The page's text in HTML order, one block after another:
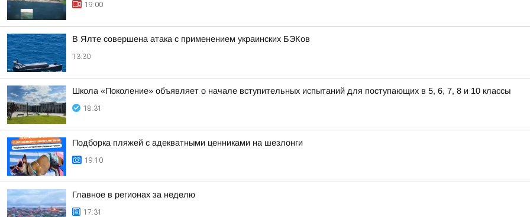
19:00
В Ялте совершена атака с применением украинских БЭКов
13:30
Школа «Поколение» объявляет о начале вступительных испытаний для поступающих в 5, 6, 7, 8 и 10 классы
18:31
Подборка пляжей с адекватными ценниками на шезлонги
19:10
Главное в регионах за неделю
17:31